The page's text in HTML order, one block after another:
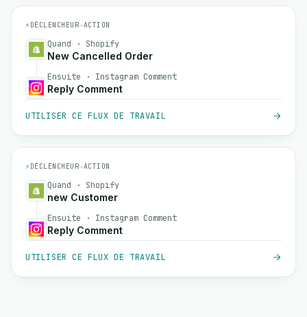
⚡ DÉCLENCHEUR→ACTION
Quand · Shopify
New Cancelled Order
Ensuite · Instagram Comment
Reply Comment
UTILISER CE FLUX DE TRAVAIL
⚡ DÉCLENCHEUR→ACTION
Quand · Shopify
new Customer
Ensuite · Instagram Comment
Reply Comment
UTILISER CE FLUX DE TRAVAIL